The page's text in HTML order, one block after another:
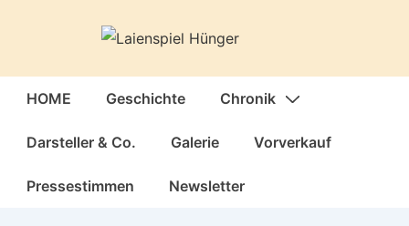
Hauptnavigation
HOME Geschichte Chronik
Darsteller & Co. Galerie Vorverkauf
Pressestimmen Newsletter